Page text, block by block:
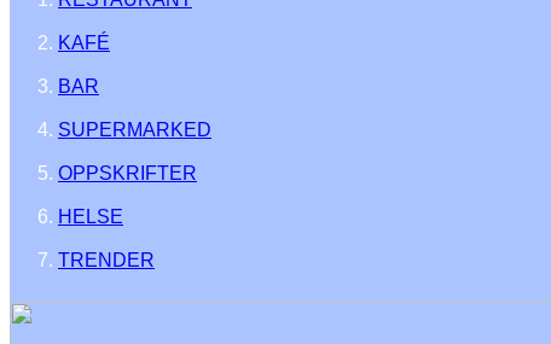
KAFÉ
BAR
SUPERMARKED
OPPSKRIFTER
HELSE
TRENDER